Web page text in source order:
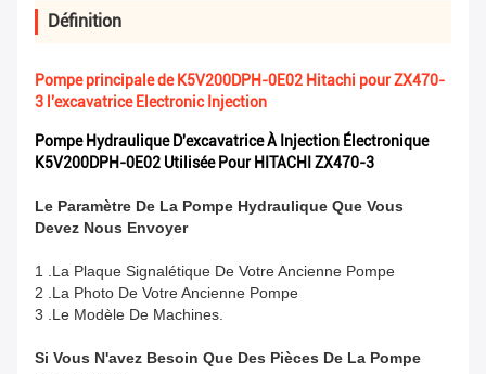
Définition
Pompe principale de K5V200DPH-0E02 Hitachi pour ZX470-
3 l'excavatrice Electronic Injection
Pompe Hydraulique D'excavatrice À Injection Électronique
K5V200DPH-0E02 Utilisée Pour HITACHI ZX470-3
Le Paramètre De La Pompe Hydraulique Que Vous
Devez Nous Envoyer
1 .La Plaque Signalétique De Votre Ancienne Pompe
2 .La Photo De Votre Ancienne Pompe
3 .Le Modèle De Machines.
Si Vous N'avez Besoin Que Des Pièces De La Pompe